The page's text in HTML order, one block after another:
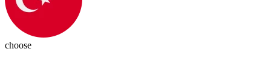
choose